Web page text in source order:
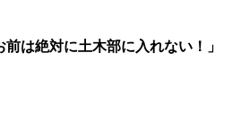
前は絶対に土木部に入れない！」